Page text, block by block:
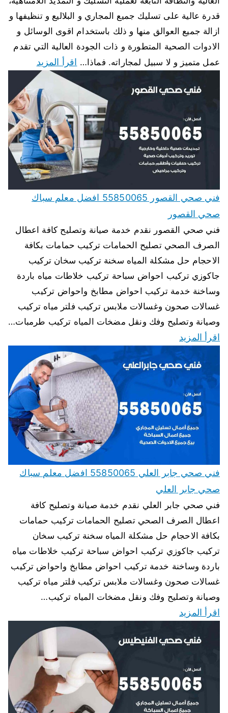
قدرة عالية على تسليك جميع المجاري و البلاليع و تنظيفها و
ازالة جميع العوالق منها و ذلك باستخدام اقوى الوسائل و
الادوات الصحية المتطورة و ذات الجودة العالية التي تقدم
عمل متميز و لا سبيل لمجاراته. فماذا… اقرأ المزيد
فني صحي القصور 55850065 افضل معلم سباك
صحي القصور
فني صحي القصور نقدم خدمة صيانة وتصليح كافة اعطال
الصرف الصحي تصليح الحمامات تركيب حمامات بكافة
الاحجام حل مشكلة المياه سخنة تركيب سخان تركيب
جاكوزي تركيب احواض سباحة تركيب خلاطات مياه باردة
وساخنة خدمة تركيب احواض مطابخ واحواض تركيب
غسالات صحون وغسالات ملابس تركيب فلتر مياه تركيب
وصيانة وتصليح وفك ونقل مضخات المياه تركيب طرمبات…
اقرأ المزيد
فني صحي جابر العلي 55850065 افضل معلم سباك
صحي جابر العلي
فني صحي جابر العلي نقدم خدمة صيانة وتصليح كافة
اعطال الصرف الصحي تصليح الحمامات تركيب حمامات
بكافة الاحجام حل مشكلة المياه سخنة تركيب سخان
تركيب جاكوزي تركيب احواض سباحة تركيب خلاطات مياه
باردة وساخنة خدمة تركيب احواض مطابخ واحواض تركيب
غسالات صحون وغسالات ملابس تركيب فلتر مياه تركيب
وصيانة وتصليح وفك ونقل مضخات المياه تركيب…
اقرأ المزيد